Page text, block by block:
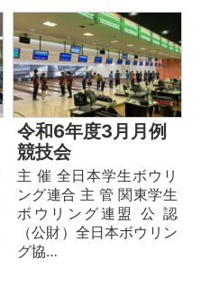
令和6年度3月月例
競技会
主 催 全日本学生ボウリ
ング連合 主 管 関東学生
ボウリング連盟 公 認
（公財）全日本ボウリン
グ協…